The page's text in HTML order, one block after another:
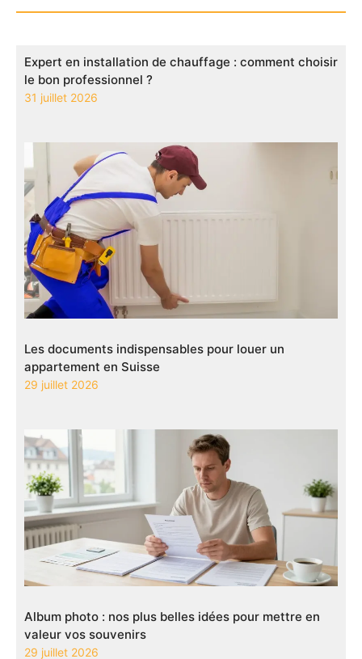
Expert en installation de chauffage : comment choisir
le bon professionnel ?
31 juillet 2026
Les documents indispensables pour louer un
appartement en Suisse
29 juillet 2026
Album photo : nos plus belles idées pour mettre en
valeur vos souvenirs
29 juillet 2026